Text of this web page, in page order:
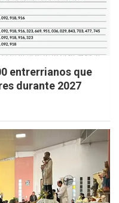
entrerrianos que
durante 2027